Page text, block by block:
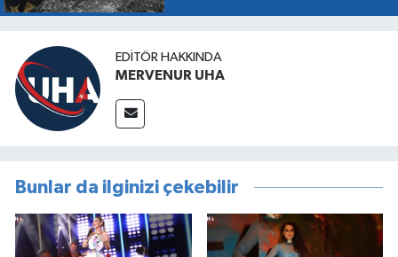
EDITÖR HAKKINDA
MERVENUR UHA
Bunlar da ilginizi çekebilir